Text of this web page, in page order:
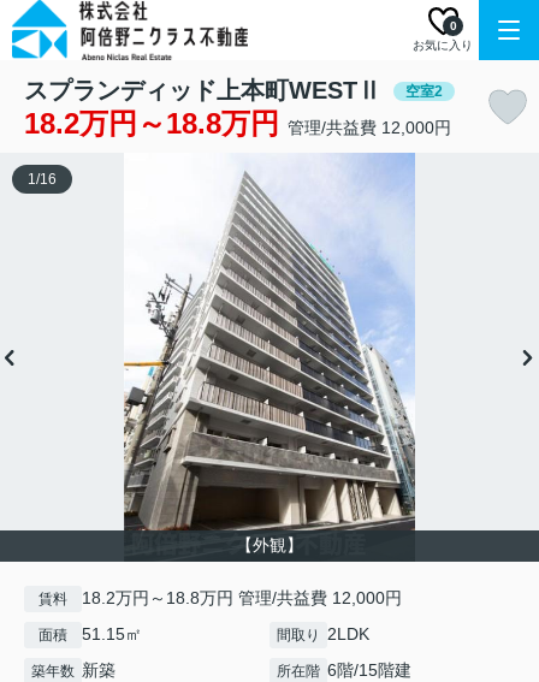
お気に入り
0
スプランディッド上本町WESTⅡ 空室2
18.2万円～18.8万円 管理/共益費 12,000円
【外観】
1/16
賃料 18.2万円～18.8万円 管理/共益費 12,000円
面積 51.15㎡ 間取り 2LDK
築年数 新築 所在階 6階/15階建